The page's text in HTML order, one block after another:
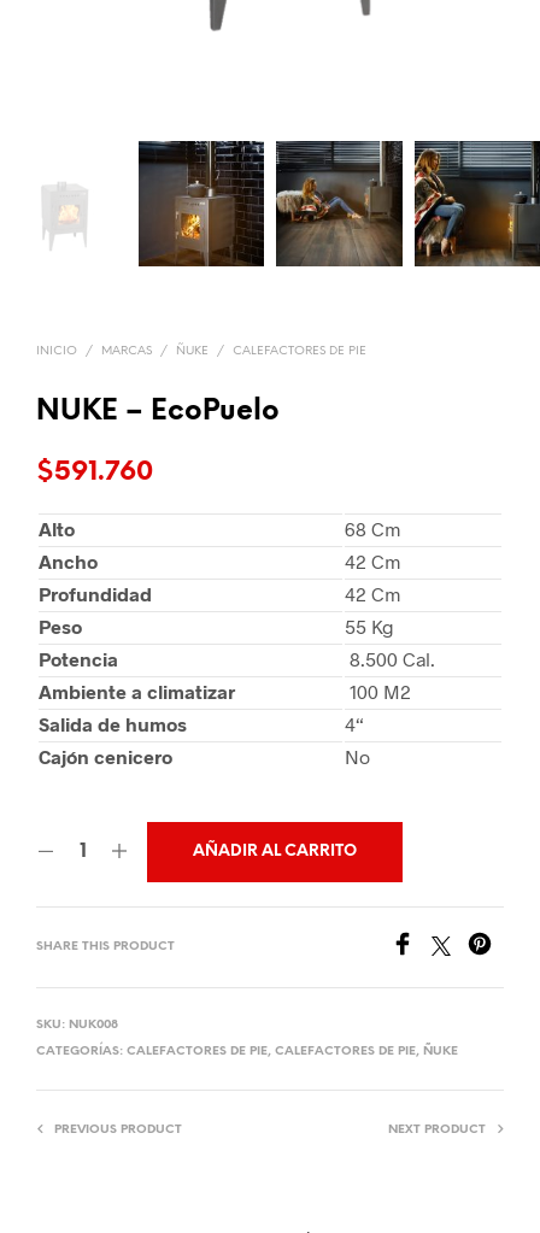
INICIO / MARCAS / ÑUKE / CALEFACTORES DE PIE
NUKE – EcoPuelo
$591.760
Alto
68 Cm
Ancho
42 Cm
Profundidad
42 Cm
Peso
55 Kg
Potencia
8.500 Cal.
Ambiente a climatizar
100 M2
Salida de humos
4“
Cajón cenicero
No
AÑADIR AL CARRITO
SHARE THIS PRODUCT
SKU: NUK008
CATEGORÍAS: CALEFACTORES DE PIE, CALEFACTORES DE PIE, ÑUKE
PREVIOUS PRODUCT NEXT PRODUCT